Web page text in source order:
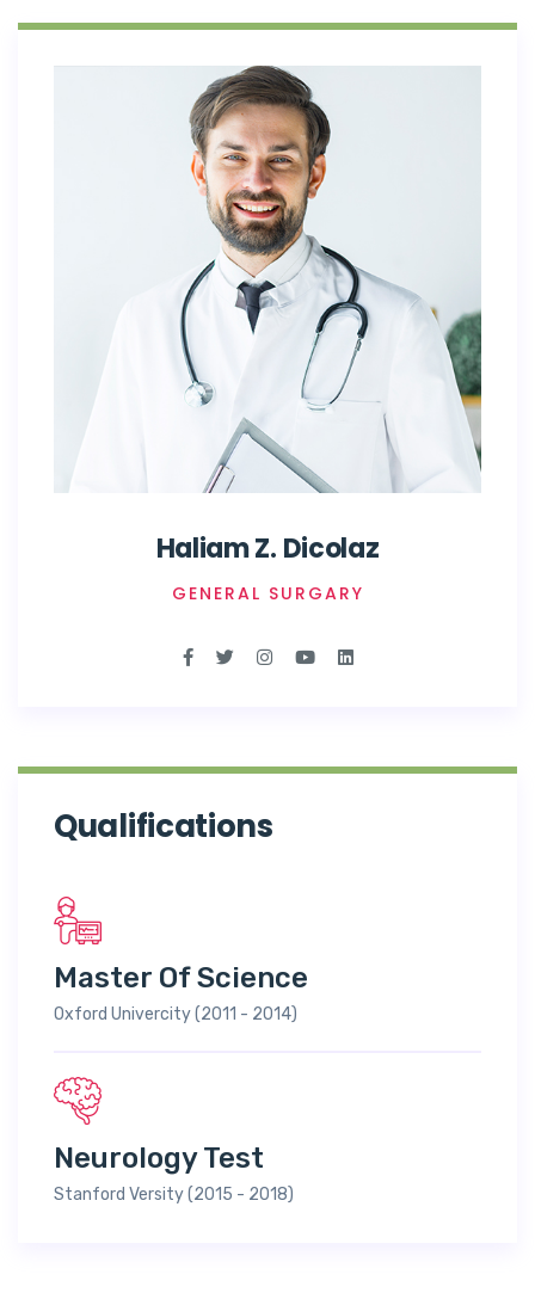
Haliam Z. Dicolaz
GENERAL SURGARY
Qualifications
Master Of Science
Oxford Univercity (2011 - 2014)
Neurology Test
Stanford Versity (2015 - 2018)